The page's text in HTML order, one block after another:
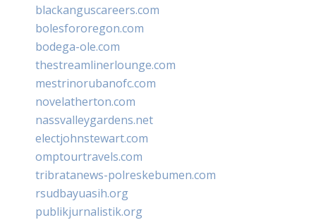
blackanguscareers.com
bolesfororegon.com
bodega-ole.com
thestreamlinerlounge.com
mestrinorubanofc.com
novelatherton.com
nassvalleygardens.net
electjohnstewart.com
omptourtravels.com
tribratanews-polreskebumen.com
rsudbayuasih.org
publikjurnalistik.org